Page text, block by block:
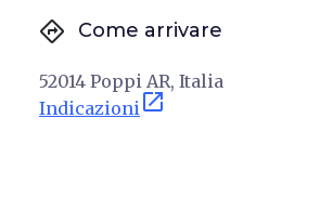
directions Come arrivare
52014 Poppi AR, Italia
Indicazioni open_in_new